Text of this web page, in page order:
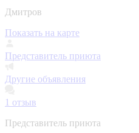
Дмитров
Показать на карте
Представитель приюта
Другие объявления
1 отзыв
Представитель приюта